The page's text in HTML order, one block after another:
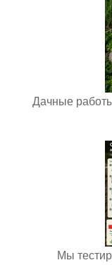
Дачные
Мы